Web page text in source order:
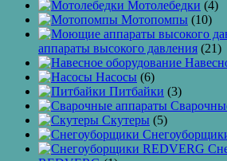
Мотолебедки (4)
Мотопомпы (10)
аппараты высокого давления (21)
Насосы (6)
Питбайки (3)
Скутеры (5)